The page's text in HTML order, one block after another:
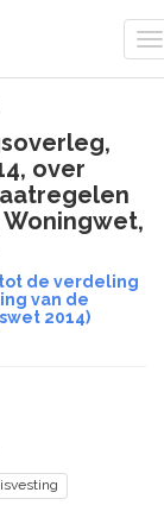
over
de verdeling
van de
2014)